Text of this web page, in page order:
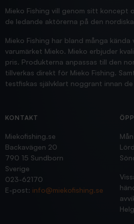
Jensa
Mieko Fishing vill genom sitt koncept
de ledande aktörerna på den
Mieko Fishing har bland många
varumärket Mieko. Mieko erbjuder
pris. Produkterna anpassas till den
tillverkas direkt för Mieko Fishing.
testfiskas självklart noggrant innan
KONTAKT
Miekofishing.se
Backavägen 20
790 15 Sundborn
Sverige
023-62170
E-post: info@miekofishing.se